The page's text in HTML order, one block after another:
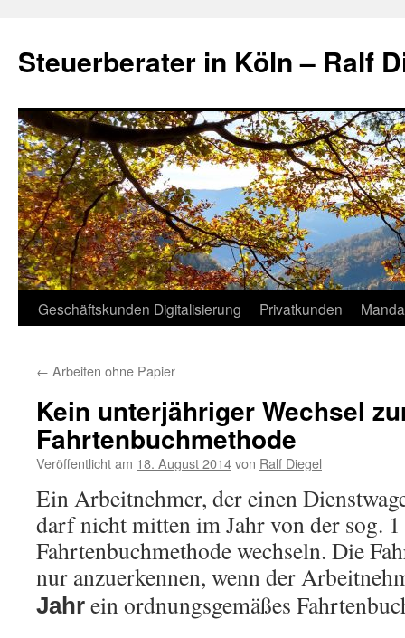
springen
Steuerberater in Köln – Ralf
Geschäftskunden Digitalisierung Privatkunden
← Arbeiten ohne Papier
Kein unterjähriger Wechsel
Fahrtenbuchmethode
Veröffentlicht am 18. August 2014von Ralf Diegel
Ein Arbeitnehmer, der einen
darf nicht mitten im Jahr von der sog.
Fahrtenbuchmethode wechseln. Die
nur anzuerkennen, wenn der
Jahr ein ordnungsgemäßes